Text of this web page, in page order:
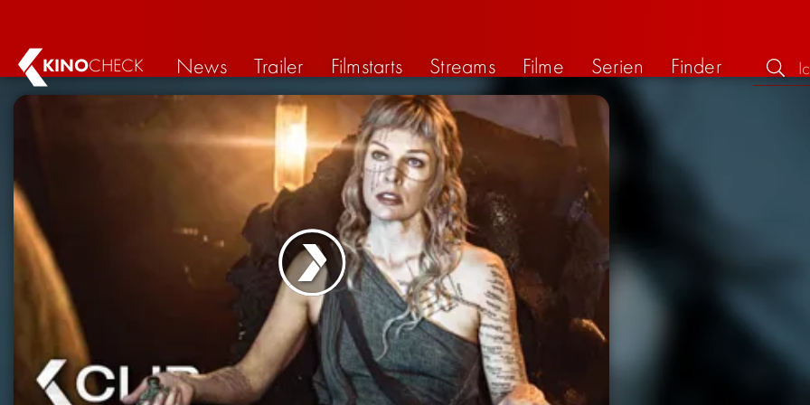
KINOCHECK News Trailer Filmstarts Streams Filme Serien Finder